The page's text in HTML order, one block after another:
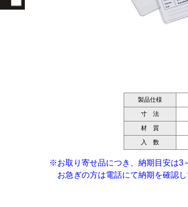
製品仕様
寸 法
材 質
入 数
※お取り寄せ品につき、納期目安は3
お急ぎの方は電話にて納期を確認し